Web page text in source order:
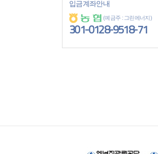
입금계좌안내
(예금주 : 그린에너지)
301-0128-9518-71